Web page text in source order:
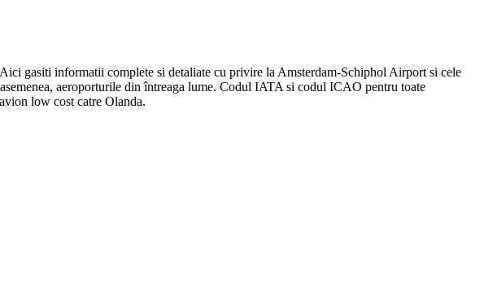
gasiti informatii complete si detaliate cu privire la Amsterdam-Schiphol Airport si cele
aeroporturile din întreaga lume. Codul IATA si codul ICAO pentru toate
low cost catre Olanda.